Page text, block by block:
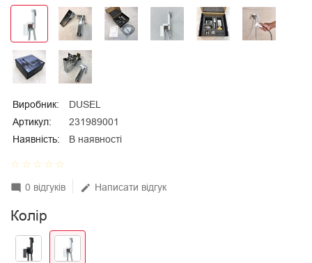
Виробник:
DUSEL
Артикул:
231989001
Наявність:
В наявності
star_border star_border star_border star_border star_border
mode_comment 0 відгуків edit Написати відгук
Колір